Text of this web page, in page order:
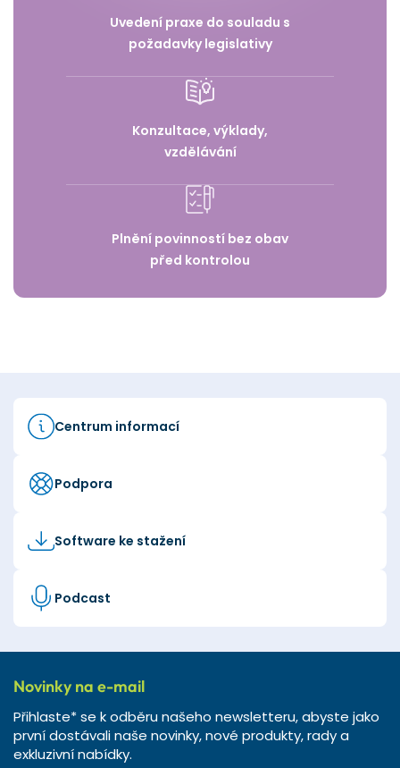
Uvedení praxe do souladu s
požadavky legislativy
Konzultace, výklady,
vzdělávání
Plnění povinností bez obav
před kontrolou
Centrum informací
Podpora
Software ke stažení
Podcast
Novinky na e-mail
Přihlaste* se k odběru našeho newsletteru, abyste jako
první dostávali naše novinky, nové produkty, rady a
exkluzivní nabídky.